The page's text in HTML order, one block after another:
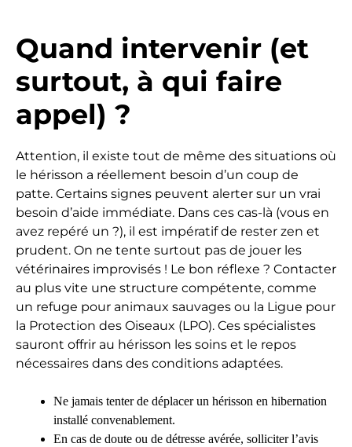
Quand intervenir (et
surtout, à qui faire
appel) ?
Attention, il existe tout de même des situations où
le hérisson a réellement besoin d’un coup de
patte. Certains signes peuvent alerter sur un vrai
besoin d’aide immédiate. Dans ces cas-là (vous en
avez repéré un ?), il est impératif de rester zen et
prudent. On ne tente surtout pas de jouer les
vétérinaires improvisés ! Le bon réflexe ? Contacter
au plus vite une structure compétente, comme
un refuge pour animaux sauvages ou la Ligue pour
la Protection des Oiseaux (LPO). Ces spécialistes
sauront offrir au hérisson les soins et le repos
nécessaires dans des conditions adaptées.
Ne jamais tenter de déplacer un hérisson en hibernation
installé convenablement.
En cas de doute ou de détresse avérée, solliciter l’avis